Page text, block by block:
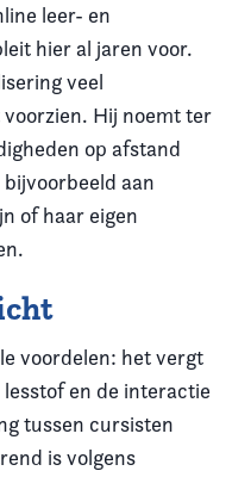
leer- en
hier al jaren voor.
veel
Hij noemt ter
op afstand
aan
of haar eigen
voordelen: het vergt
en de interactie
tussen cursisten
is volgens